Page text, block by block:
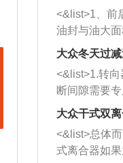
西取出来。
的堵塞，就
洗剂对堵塞的
放在燃油箱
动时，就可
室，最后形
催化器得到
能够得到解决
一圈半的练
圈数。
习，这样就
驾驶车辆时
向。
<&list>1、前
油封与油大
和发动机内
逐渐减弱，
活塞间隙过
的间隙扩大
造成烧机油
机油粘度过
象，机油粘度
大众冬天过
<&list>1.转向
断间隙需要
无法制作，
店；
裂，破裂后
损严重，磨损
大众干式双
<&list>总体
式离合器如